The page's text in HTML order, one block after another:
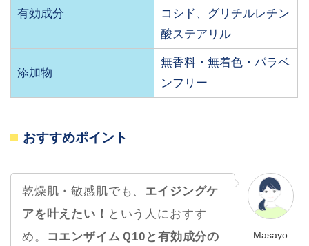
有効成分
コシド、グリチルレチン
酸ステアリル
添加物
無香料・無着色・パラベ
ンフリー
おすすめポイント
Masayo
乾燥肌・敏感肌でも、 エイジングケ
アを叶えたい！ という人におすす
め。
コエンザイムＱ10と有効成分の